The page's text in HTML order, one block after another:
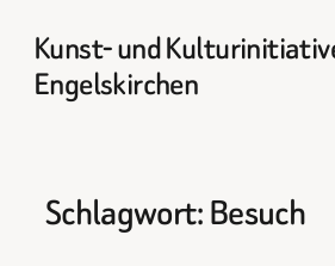
Kunst- und
Engelskirchen
Schlagwort:Besuch